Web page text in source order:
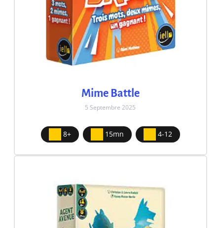
Mime Battle
5 Septembre 2025
8+ 15mn 4-12